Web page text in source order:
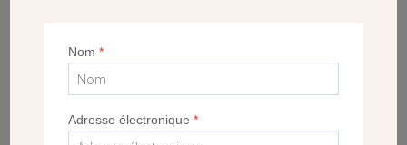
Nom*
Adresse électronique*